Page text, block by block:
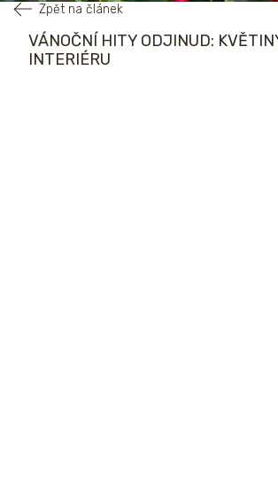
Zpět na článek
VÁNOČNÍ HITY ODJINUD:
INTERIÉRU